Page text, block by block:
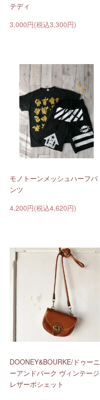
テディ
3,000円(税込3,300円)
モノトーンメッシュハーフパ
ンツ
4,200円(税込4,620円)
DOONEY&BOURKE/ドゥーニ
ーアンドバーク ヴィンテージ
レザーポシェット